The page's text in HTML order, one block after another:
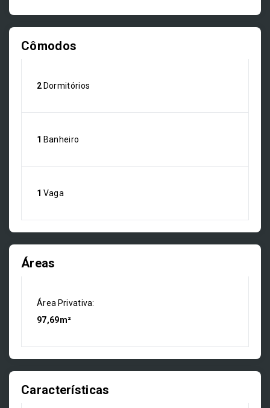
Cômodos
2Dormitórios
1 Banheiro
1 Vaga
Áreas
Área Privativa:
97,69m²
Características